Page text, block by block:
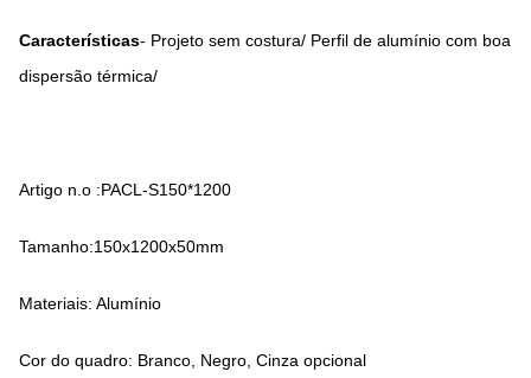
Características- Projeto sem costura/ Perfil de alumínio com boa
dispersão térmica/
Artigo n.o :PACL-S150*1200
Tamanho:150x1200x50mm
Materiais: Alumínio
Cor do quadro: Branco, Negro, Cinza opcional